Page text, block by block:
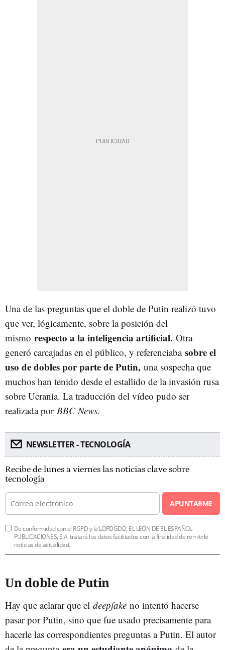
Una de las preguntas que el doble de Putin realizó tuvo
que ver, lógicamente, sobre la posición del
mismo respecto a la inteligencia artificial. Otra
generó carcajadas en el público, y referenciaba sobre el
uso de dobles por parte de Putin, una sospecha que
muchos han tenido desde el estallido de la invasión rusa
sobre Ucrania. La traducción del vídeo pudo ser
realizada por BBC News.
NEWSLETTER - TECNOLOGÍA
Recibe de lunes a viernes las noticias clave sobre
tecnología
APUNTARME
De conformidad con el RGPD y la LOPDGDD, EL LEÓN DE EL ESPAÑOL
PUBLICACIONES, S.A. tratará los datos facilitados con la finalidad de remitirle
noticias de actualidad.
Un doble de Putin
Hay que aclarar que el deepfake no intentó hacerse
pasar por Putin, sino que fue usado precisamente para
hacerle las correspondientes preguntas a Putin. El autor